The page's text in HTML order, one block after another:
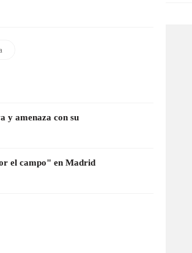
y amenaza con su
el campo" en Madrid